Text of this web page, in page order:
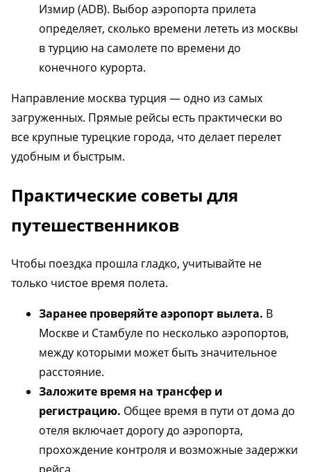
Измир (ADB). Выбор аэропорта прилета
определяет, сколько времени лететь из москвы
в турцию на самолете по времени до
конечного курорта.
Направление москва турция — одно из самых
загруженных. Прямые рейсы есть практически во
все крупные турецкие города, что делает перелет
удобным и быстрым.
Практические советы для
путешественников
Чтобы поездка прошла гладко, учитывайте не
только чистое время полета.
Заранее проверяйте аэропорт вылета. В
Москве и Стамбуле по несколько аэропортов,
между которыми может быть значительное
расстояние.
Заложите время на трансфер и
регистрацию. Общее время в пути от дома до
отеля включает дорогу до аэропорта,
прохождение контроля и возможные задержки
рейса.